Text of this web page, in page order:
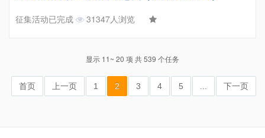
征集活动已完成 31347人浏览
显示 11~ 20 项 共 539 个任务
首页 上一页 1 2 3 4 5 下一页